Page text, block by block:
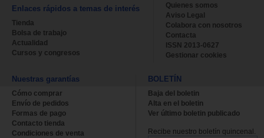
Enlaces rápidos a temas de interés
Tienda
Bolsa de trabajo
Actualidad
Cursos y congresos
Quienes somos
Aviso Legal
Colabora con nosotros
Contacta
ISSN 2013-0627
Gestionar cookies
Nuestras garantías
Cómo comprar
Envío de pedidos
Formas de pago
Contacto tienda
Condiciones de venta
BOLETÍN
Baja del boletin
Alta en el boletin
Ver último boletin publicado
Recibe nuestro boletín quincenal.